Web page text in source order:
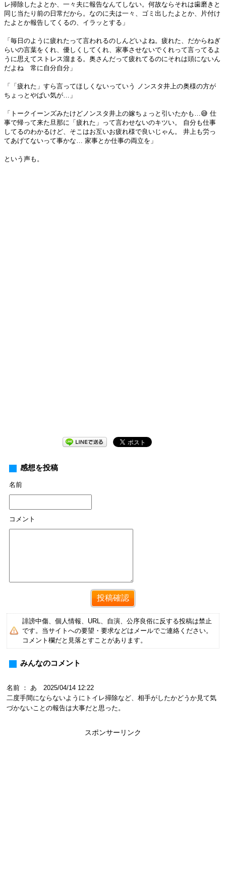
レ掃除したよとか、一々夫に報告なんてしない。何故ならそれは歯磨きと
同じ当たり前の日常だから。なのに夫は一々、ゴミ出したよとか、片付け
たよとか報告してくるの、イラッとする」
「毎日のように疲れたって言われるのしんどいよね。疲れた、だからねぎ
らいの言葉をくれ、優しくしてくれ、家事させないでくれって言ってるよ
うに思えてストレス溜まる。奥さんだって疲れてるのにそれは頭にないん
だよね 常に自分自分」
「「疲れた」すら言ってほしくないっていう ノンスタ井上の奥様の方が
ちょっとやばい気が…」
「トークイーンズみたけどノンスタ井上の嫁ちょっと引いたかも…😅 仕
事で帰って来た旦那に「疲れた」って言わせないのキツい。 自分も仕事
してるのわかるけど、そこはお互いお疲れ様で良いじゃん。 井上も労っ
てあげてないって事かな… 家事とか仕事の両立を」
という声も。
感想を投稿
名前
コメント
誹謗中傷、個人情報、URL、自演、公序良俗に反する投稿は禁止
です。当サイトへの要望・要求などはメールでご連絡ください。
コメント欄だと見落とすことがあります。
みんなのコメント
名前 ： あ 2025/04/14 12:22
二度手間にならないようにトイレ掃除など、相手がしたかどうか見て気
づかないことの報告は大事だと思った。
スポンサーリンク